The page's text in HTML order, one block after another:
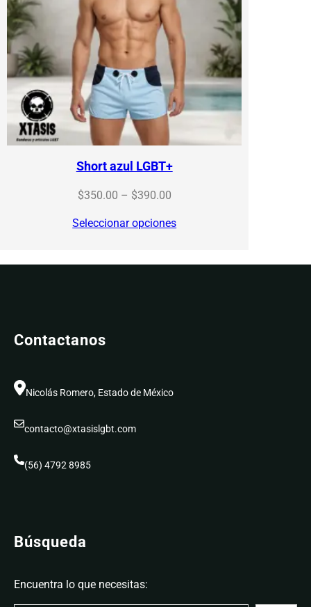
Short azul LGBT+
$350.00 – $390.00Price
$350.00
$390.00
Seleccionar opciones
Contactanos
Nicolás Romero, Estado de México
contacto@xtasislgbt.com
(56) 4792 8985
Búsqueda
Encuentra lo que necesitas: